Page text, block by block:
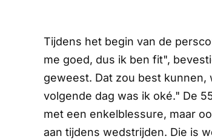
Tijdens het begin van de
me goed, dus ik ben fit",
geweest. Dat zou best
volgende dag was ik oké." De
met een enkelblessure, maar
aan tijdens wedstrijden. Die is